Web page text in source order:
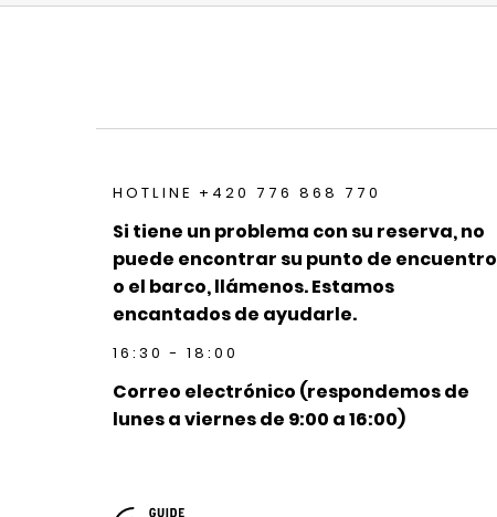
HOTLINE +420 776 868 770
Si tiene un problema con su reserva, no
puede encontrar su punto de encuentro
o el barco, llámenos. Estamos
encantados de ayudarle.
16:30 - 18:00
Correo electrónico (respondemos de
lunes a viernes de 9:00 a 16:00)